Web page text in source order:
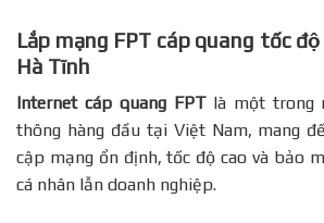
Lắp mạng FPT cáp quang tốc
Hà Tĩnh
Internet cáp quang FPTlà một trong
thông hàng đầu tại Việt Nam, mang
cập mạng ổn định, tốc độ cao và bảo
cá nhân lẫn doanh nghiệp.